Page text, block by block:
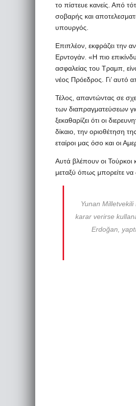
το πίστευε κανείς. Από
σοβαρής και
υπουργός.
Επιπλέον, εκφράζει την
Ερντογάν. «Η πιο
ασφαλείας του Τραμπ,
νέος Πρόεδρος. Γι’ αυτό
Τέλος, απαντώντας σε
των διαπραγματεύσεων
ξεκαθαρίζει ότι οι
δίκαιο, την οριοθέτηση
εταίροι μας όσο και οι
Αυτά βλέπουν οι Τούρκοι
μεταξύ όπως μπορείτε να
Yunan
karar verirse
Erdoğan,